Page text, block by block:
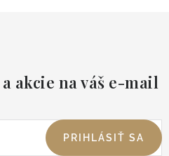
akcie na váš e-mail
PRIHLÁSIŤ SA